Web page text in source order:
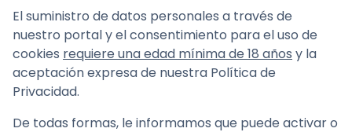
El suministro de datos personales a través de
nuestro portal y el consentimiento para el uso de
cookies requiere una edad mínima de 18 años y la
aceptación expresa de nuestra Política de
Privacidad.
De todas formas, le informamos que puede activar o